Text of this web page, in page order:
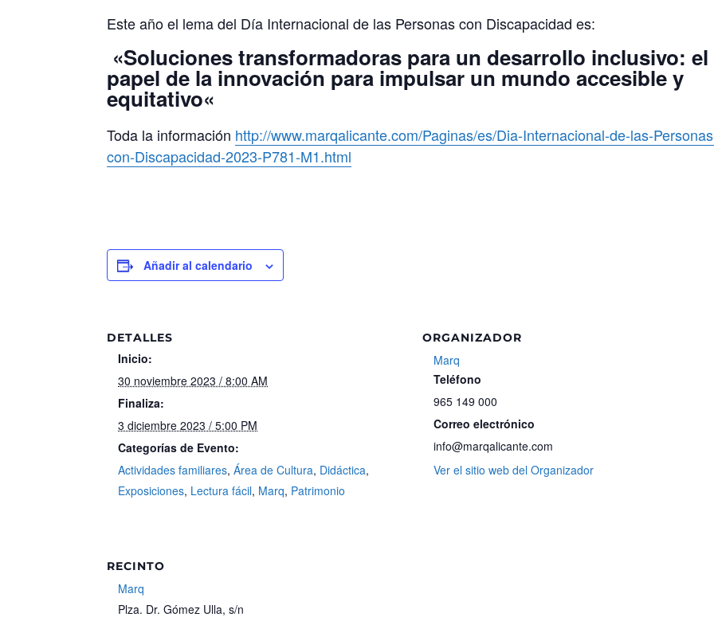
Este año el lema del Día Internacional de las Personas con Discapacidad es:
«Soluciones transformadoras para un desarrollo inclusivo: el
papel de la innovación para impulsar un mundo accesible y
equitativo«
Toda la información http://www.marqalicante.com/Paginas/es/Dia-Internacional-de-las-
con-Discapacidad-2023-P781-M1.html
Añadir al calendario
DETALLES
Inicio:
30 noviembre 2023 / 8:00 AM
Finaliza:
3 diciembre 2023 / 5:00 PM
Categorías de Evento:
Actividades familiares,Área de Cultura, Didáctica,
Exposiciones, Lectura fácil, Marq, Patrimonio
ORGANIZADOR
Marq
Teléfono
965 149 000
Correo electrónico
info@marqalicante.com
Ver el sitio web del Organizador
RECINTO
Marq
Plza. Dr. Gómez Ulla, s/n